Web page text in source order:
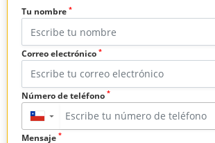
Tu nombre *
Correo electrónico *
Número de teléfono *
▼
Mensaje *